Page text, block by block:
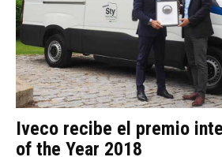
Iveco recibe el premio
of the Year 2018